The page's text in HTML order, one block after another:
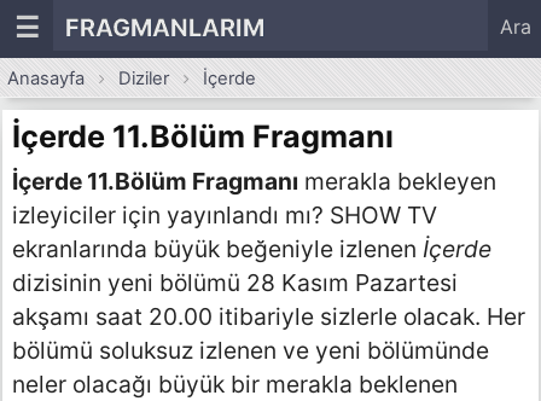
☰ FRAGMANLARIM Ara
Anasayfa Diziler İçerde
İçerde 11.Bölüm Fragmanı
İçerde 11.Bölüm Fragmanı merakla bekleyen
izleyiciler için yayınlandı mı? SHOW TV
ekranlarında büyük beğeniyle izlenen İçerde
dizisinin yeni bölümü 28 Kasım Pazartesi
akşamı saat 20.00 itibariyle sizlerle olacak. Her
bölümü soluksuz izlenen ve yeni bölümünde
neler olacağı büyük bir merakla beklenen